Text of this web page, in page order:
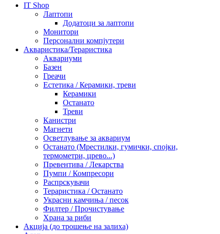
IT Shop
Лаптопи
Додатоци за лаптопи
Монитори
Персонални компјутери
Акваристика/Тераристика
Аквариуми
Базен
Греачи
Естетика / Керамики, треви
Керамики
Останато
Треви
Канистри
Магнети
Осветлување за аквариум
Останато (Мрестилки, гумички, спојки,
термометри, црево...)
Превентива / Лекарства
Пумпи / Компресори
Распрскувачи
Тераристика / Останато
Украсни камчиња / песок
Филтер / Прочистување
Храна за риби
Акција (до трошење на залиха)